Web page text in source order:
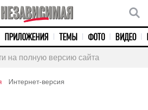
ПРИЛОЖЕНИЯ ТЕМЫ ФОТО ВИДЕО
на полную версию сайта
Интернет-версия